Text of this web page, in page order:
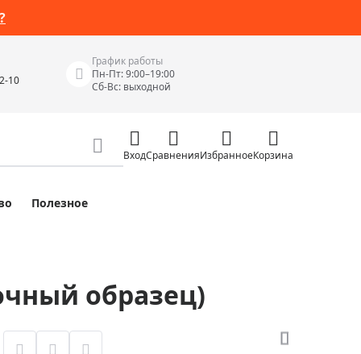
10
График работы
Пн-Пт: 9:00–19:00
Сб-Вс: выходной
Junior
Измерительные инструменты
Цифровые уровни и угломеры
Электроизмерительные приборы
Приборы неразрушающего контроля
ВходСравненияИзбранноеКорзина
Полезное
образец)